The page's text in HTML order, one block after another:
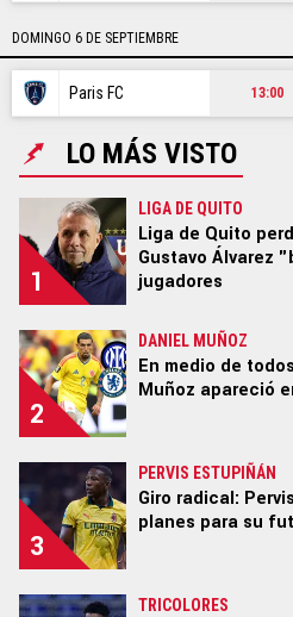
Ediciones: | US
BRASIL | COLOMBIA | MÉXICO
ECUADOR | CHILE
STAFF | CONTACTO | Escribe
Futbolcentroamerica
Términos y Condiciones
Ad Choices
DOMINGO 6 DE SEPTIEMBRE
Paris FC 13:00
LO MÁS VISTO
1
LIGA DE QUITO
Liga de Quito
Gustavo Álvarez
jugadores
2
DANIEL MUÑOZ
En medio de
Muñoz apareció
3
PERVIS ESTUPIÑÁN
Giro radical:
planes para su
TRICOLORES